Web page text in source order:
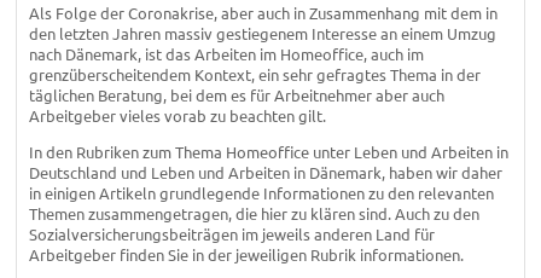
Als Folge der Coronakrise, aber auch in Zusammenhang mit dem in
den letzten Jahren massiv gestiegenem Interesse an einem Umzug
nach Dänemark, ist das Arbeiten im Homeoffice, auch im
grenzüberscheitendem Kontext, ein sehr gefragtes Thema in der
täglichen Beratung, bei dem es für Arbeitnehmer aber auch
Arbeitgeber vieles vorab zu beachten gilt.
In den Rubriken zum Thema Homeoffice unter Leben und Arbeiten in
Deutschland und Leben und Arbeiten in Dänemark, haben wir daher
in einigen Artikeln grundlegende Informationen zu den relevanten
Themen zusammengetragen, die hier zu klären sind. Auch zu den
Sozialversicherungsbeiträgen im jeweils anderen Land für
Arbeitgeber finden Sie in der jeweiligen Rubrik informationen.